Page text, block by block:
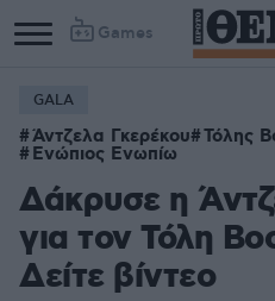
Games
GALA
Άντζελα Γκερέκου Τόλης
Ενώπιος Ενωπίω
Δάκρυσε η
για τον Τόλη
Δείτε βίντεο